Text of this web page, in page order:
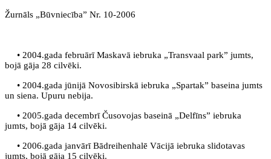
Žurnāls „Būvniecība” Nr. 10-2006
• 2004.gada februārī Maskavā iebruka „Transvaal park” jumts,
bojā gāja 28 cilvēki.
• 2004.gada jūnijā Novosibirskā iebruka „Spartak” baseina jumts
un siena. Upuru nebija.
• 2005.gada decembrī Čusovojas baseinā „Delfīns” iebruka
jumts, bojā gāja 14 cilvēki.
• 2006.gada janvārīBādreihenhalē Vācijā iebruka slidotavas
jumts, bojā gāja 15 cilvēki.